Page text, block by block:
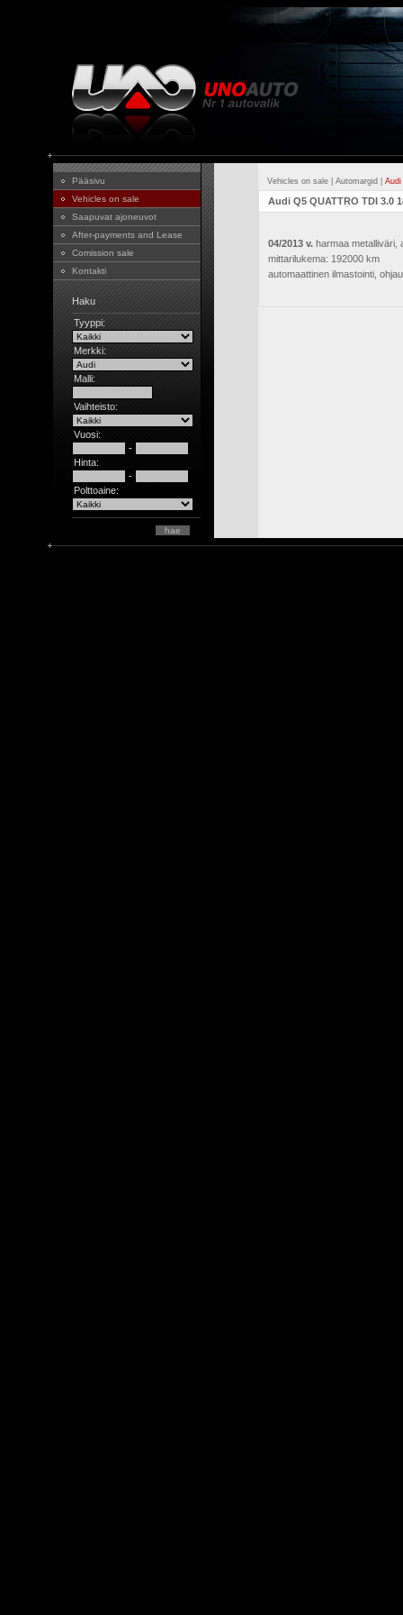
Pääsivu
Vehicles on sale
Saapuvat ajoneuvot
After-payments and Lease
Comission sale
Kontakti
Haku
Tyyppi:
Merkki:
Malli:
Vaihteisto:
Vuosi:
-
Hinta:
-
Polttoaine:
Vehicles on sale| Automargid Audi
Audi Q5 QUATTRO TDI 3.0
04/2013 v.harmaa metalliväri,
mittarilukema: 192000 km
automaattinen ilmastointi,